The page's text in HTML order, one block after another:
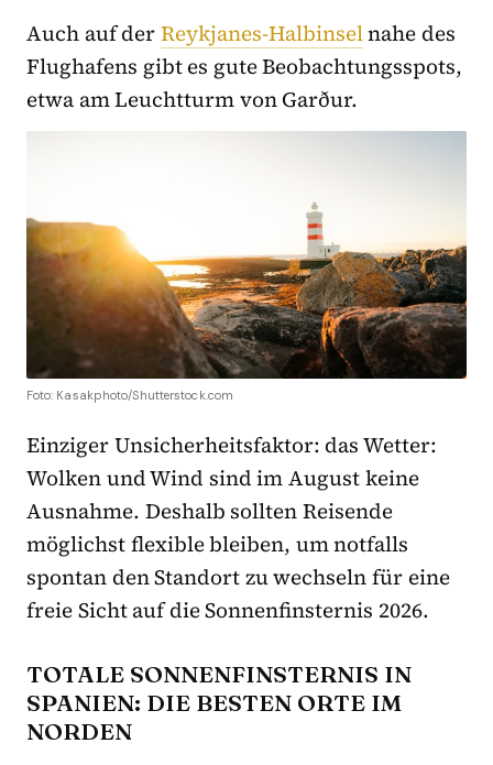
Auch auf derReykjanes-Halbinselnahe des
Flughafens gibt es gute Beobachtungsspots,
etwa am Leuchtturm von Garður.
Foto: Kasakphoto/Shutterstock.com
Einziger Unsicherheitsfaktor: das Wetter:
Wolken und Wind sind im August keine
Ausnahme. Deshalb sollten Reisende
möglichst flexible bleiben, um notfalls
spontan den Standort zu wechseln für eine
freie Sicht auf die Sonnenfinsternis 2026.
TOTALE SONNENFINSTERNIS IN
SPANIEN: DIE BESTEN ORTE IM
NORDEN